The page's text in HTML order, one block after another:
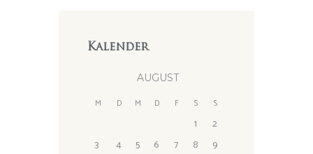
Kalender
AUGUST
M D M D F S S
1
2
3
4 5 6 7 8
9